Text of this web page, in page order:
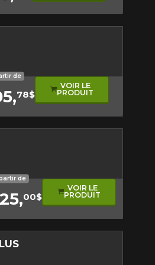
de
78$
VOIR LE
PRODUIT
de
00$
VOIR LE
PRODUIT
de l'information sur votre